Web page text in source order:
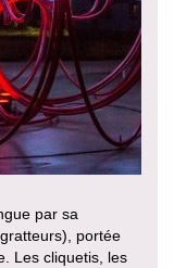
par sa
portée
Les cliquetis, les